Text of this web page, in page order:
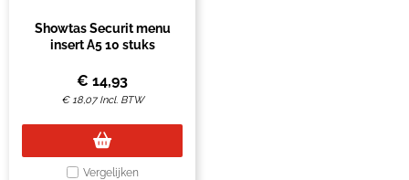
Showtas Securit menu
insert A5 10 stuks
€ 14,93
€18,07 Incl. BTW
Vergelijken